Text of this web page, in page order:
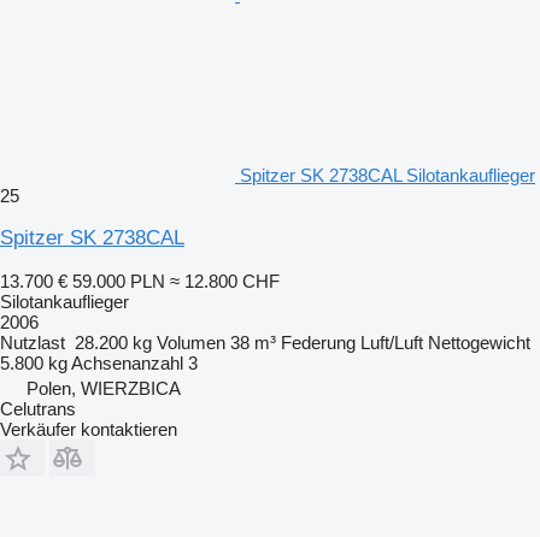
Spitzer SK 2738CAL Silotankauflieger
25
Spitzer SK 2738CAL
13.700 € 59.000 PLN ≈ 12.800 CHF
Silotankauflieger
2006
Nutzlast 28.200 kg Volumen 38 m³ Federung Luft/Luft Nettogewicht
5.800 kgAchsenanzahl 3
Polen, WIERZBICA
Celutrans
Verkäufer kontaktieren